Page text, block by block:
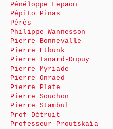
Pénéloppe Lepaon
Pépito Pinas
Pérès
Philippe Wannesson
Pierre Bonnevalle
Pierre Etbunk
Pierre Isnard-Dupuy
Pierre Myriade
Pierre Onraed
Pierre Plate
Pierre Souchon
Pierre Stambul
Prof Détruit
Professeur Proutskaïa